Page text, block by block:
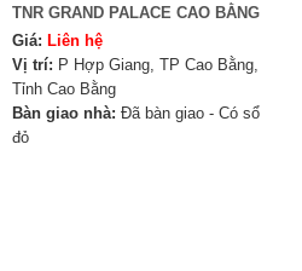
TNR GRAND PALACE CAO BẰNG
Giá: Liên hệ
Vị trí: P Hợp Giang, TP Cao Bằng,
Tỉnh Cao Bằng
Bàn giao nhà: Đã bàn giao - Có sổ
đỏ